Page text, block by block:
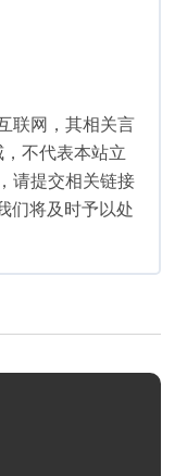
联网，其相关言
不代表本站立
请提交相关链接
们将及时予以处